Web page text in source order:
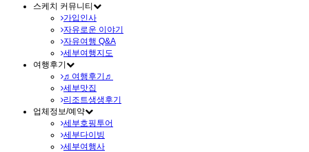
스케치 커뮤니티
가입인사
자유로운 이야기
자유여행 Q&A
세부여행지도
여행후기
♬여행후기♬
세부맛집
리조트생생후기
업체정보/예약
세부호핑투어
세부다이빙
세부여행사